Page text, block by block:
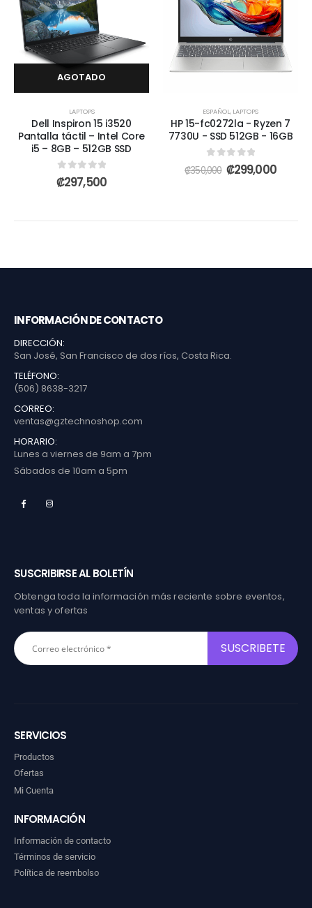
AGOTADO
LAPTOPS
Dell Inspiron 15 i3520
Pantalla táctil – Intel Core
i5 – 8GB – 512GB SSD
0out of 5
₡297,500
ESPAÑOL, LAPTOPS
HP 15-fc0272la - Ryzen 7
7730U - SSD 512GB - 16GB
0 out of 5
₡350,000 ₡299,000
INFORMACIÓN DE CONTACTO
DIRECCIÓN:
San José, San Francisco de dos ríos, Costa Rica.
TELÉFONO:
(506) 8638-3217
CORREO:
ventas@gztechnoshop.com
HORARIO:
Lunes a viernes de 9am a 7pm
Sábados de 10am a 5pm
SUSCRIBIRSE AL BOLETÍN
Obtenga toda la información más reciente sobre eventos,
ventas y ofertas
SERVICIOS
Productos
Ofertas
Mi Cuenta
INFORMACIÓN
Información de contacto
Términos de servicio
Política de reembolso